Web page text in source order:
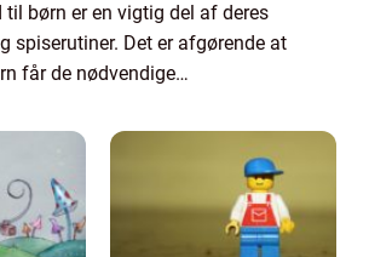
børn er en vigtig del af deres
spiserutiner. Det er afgørende at
får de nødvendige
deres vækst og udvikling. Men